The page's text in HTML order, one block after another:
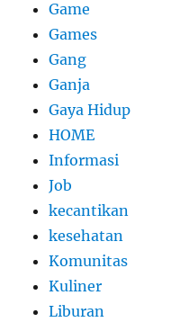
Game
Games
Gang
Ganja
Gaya Hidup
HOME
Informasi
Job
kecantikan
kesehatan
Komunitas
Kuliner
Liburan